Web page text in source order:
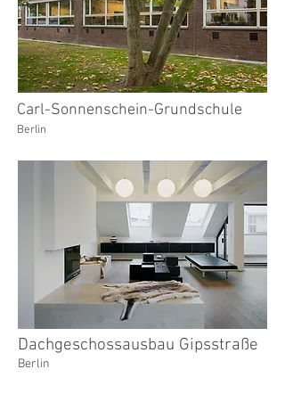
Carl-Sonnenschein-Grundschule
Berlin
Dachgeschossausbau Gipsstraße
Berlin